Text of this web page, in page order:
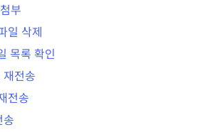
부
일 삭제
목록 확인
재전송
전송
송